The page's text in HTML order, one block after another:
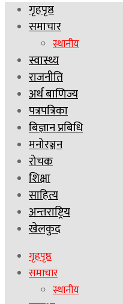
गृहपृष्ठ
समाचार
स्थानीय
स्वास्थ्य
राजनीति
अर्थ बाणिज्य
पत्रपत्रिका
बिज्ञान प्रबिधि
मनोरञ्जन
रोचक
शिक्षा
साहित्य
अन्तराष्ट्रिय
खेलकुद
गृहपृष्ठ
समाचार
स्थानीय